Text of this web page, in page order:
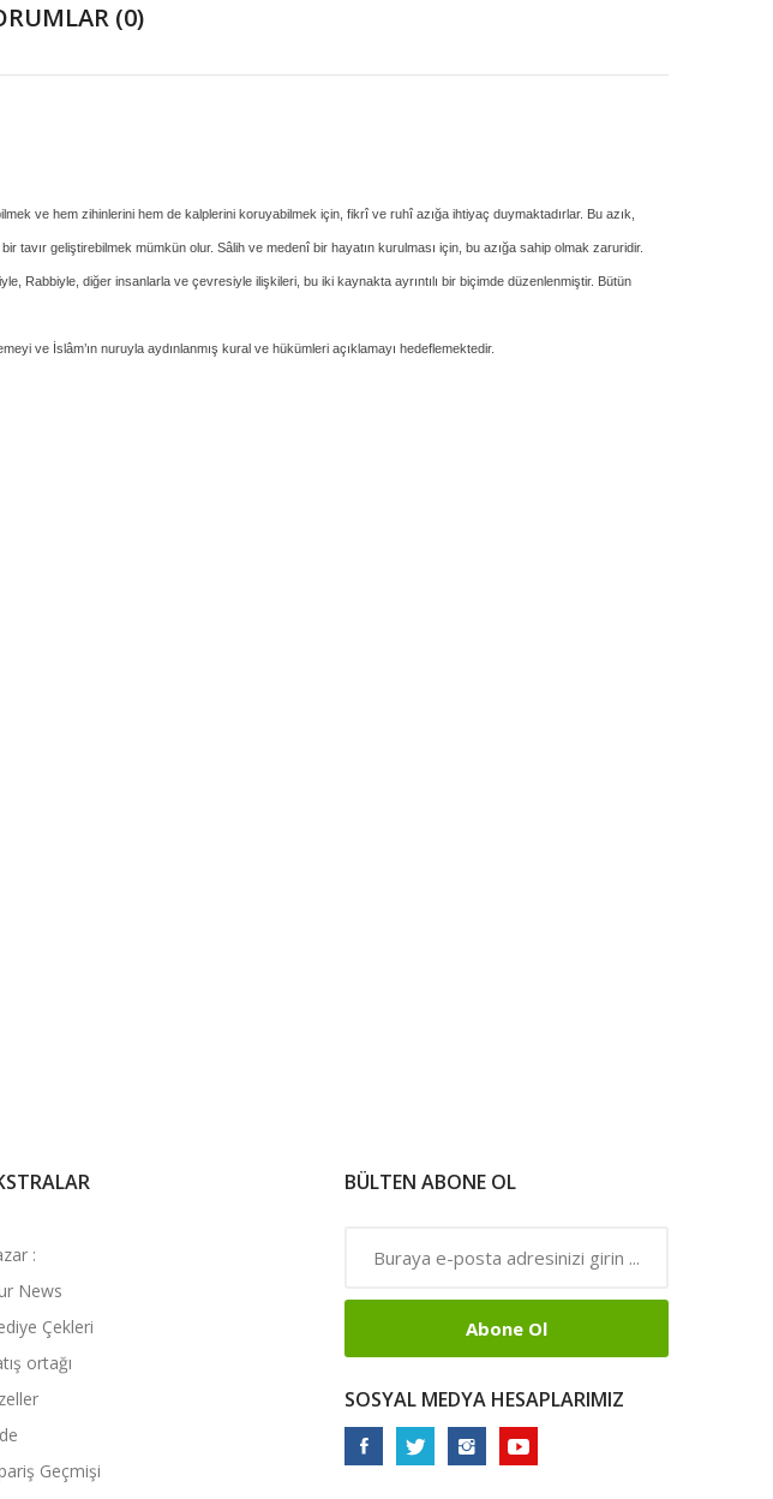
(0)
ve hem zihinlerini hem de kalplerini koruyabilmek için, fikrî ve ruhî azığa ihtiyaç duymaktadırlar. Bu azık,
tavır geliştirebilmek mümkün olur. Sâlih ve medenî bir hayatın kurulması için, bu azığa sahip olmak zaruridir.
Rabbiyle, diğer insanlarla ve çevresiyle ilişkileri, bu iki kaynakta ayrıntılı bir biçimde düzenlenmiştir. Bütün
ve İslâm’ın nuruyla aydınlanmış kural ve hükümleri açıklamayı hedeflemektedir.
:
News
Çekleri
ortağı
Geçmişi
BÜLTEN ABONE OL
Abone Ol
SOSYAL MEDYA HESAPLARIMIZ